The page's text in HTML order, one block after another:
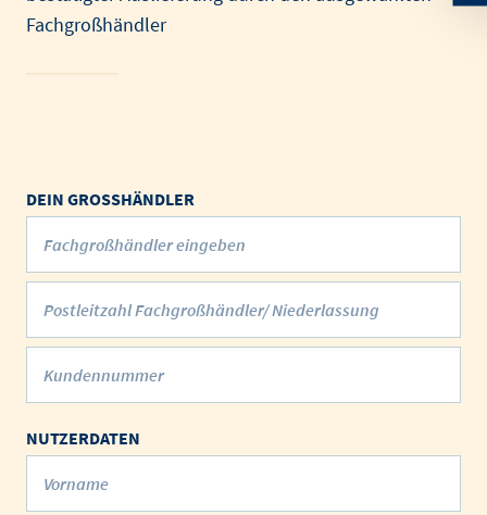
Fachgroßhändler
DEIN GROSSHÄNDLER
Fachgroßhändler eingeben
Postleitzahl Fachgroßhändler/ Niederlassung
Kundennummer
NUTZERDATEN
Vorname